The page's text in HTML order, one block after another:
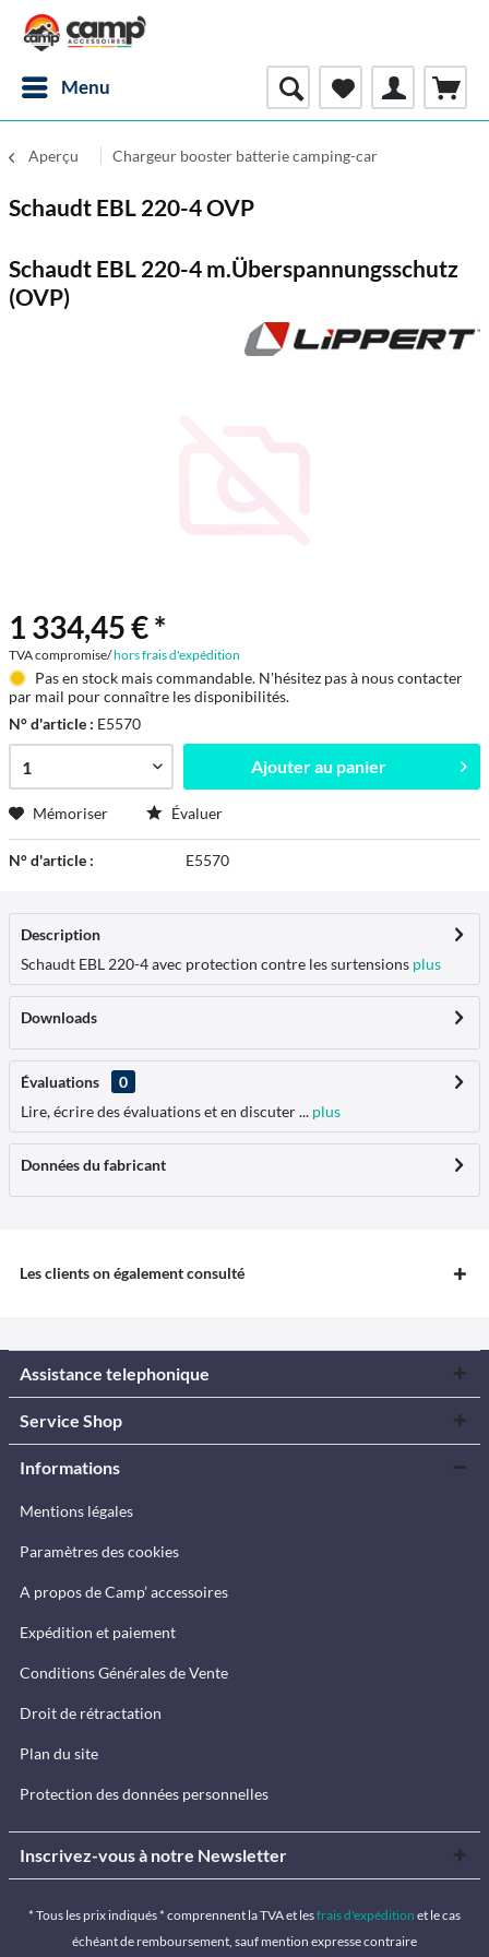
Menu
Aperçu Chargeur booster batterie camping-car
Schaudt EBL 220-4 OVP
Schaudt EBL 220-4 m.Überspannungsschutz
(OVP)
1 334,45 € *
TVA compromise/hors frais d'expédition
Pas en stock mais commandable. N'hésitez pas à nous contacter
par mail pour connaître les disponibilités.
N° d'article : E5570
Ajouter au panier
Mémoriser Évaluer
N° d'article : E5570
Description
Schaudt EBL 220-4 avec protection contre les surtensions plus
Downloads
Évaluations
0
Lire, écrire des évaluations et en discuter ... plus
Données du fabricant
Les clients on également consulté
Assistance telephonique
Service Shop
Informations
Mentions légales
Paramètres des cookies
A propos de Camp’ accessoires
Expédition et paiement
Conditions Générales de Vente
Droit de rétractation
Plan du site
Protection des données personnelles
Inscrivez-vous à notre Newsletter
* Tous les prix indiqués * comprennent la TVA et lesfrais d'expédition et le cas
échéant de remboursement, sauf mention expresse contraire